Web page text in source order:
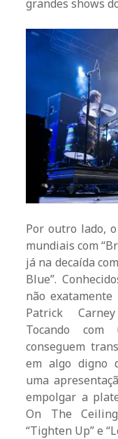
grandes shows
Por outro lado,
mundiais com
já na decaída
Blue”.
não
Patrick
Tocando com
conseguem
em algo digno
uma
empolgar a
On The
“Tighten Up” e